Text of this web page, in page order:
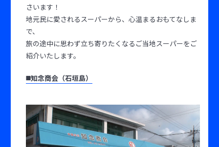
さいます！
地元民に愛されるスーパーから、心温まるおもてなしま
で、
旅の途中に思わず立ち寄りたくなるご当地スーパーをご
紹介いたします。
◼️知念商会（石垣島）